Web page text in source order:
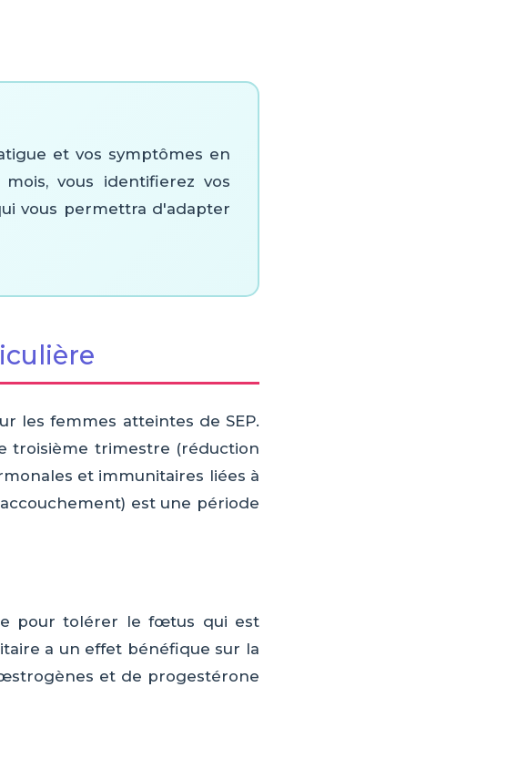
et vos symptômes en
vous identifierez vos
vous permettra d'adapter
les femmes atteintes de SEP.
troisième trimestre (réduction
et immunitaires liées à
est une période
pour tolérer le fœtus qui est
a un effet bénéfique sur la
et de progestérone